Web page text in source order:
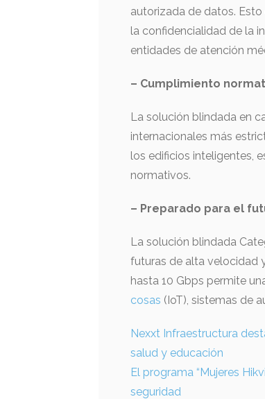
autorizada de datos.
la confidencialidad de la
entidades de atención
– Cumplimiento
La solución blindada en
internacionales más
los edificios inteligentes,
normativos.
– Preparado para el
La solución blindada
futuras de alta velocidad
hasta 10 Gbps permite
cosas (IoT), sistemas de
Nexxt Infraestructura
salud y educación
El programa “Mujeres
seguridad